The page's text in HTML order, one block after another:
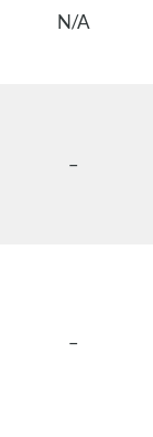
N/A
–
–